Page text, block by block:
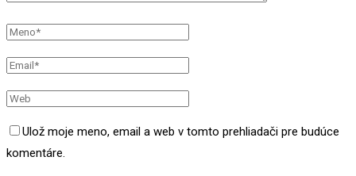
Ulož moje meno, email a web v tomto prehliadači pre budúce
komentáre.